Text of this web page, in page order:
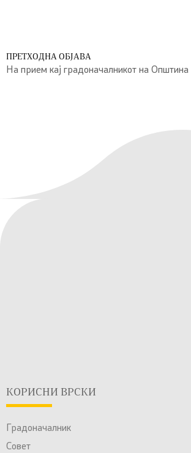
ПРЕТХОДНА ОБЈАВА
КОРИСНИ ВРСКИ
Градоначалник
Совет